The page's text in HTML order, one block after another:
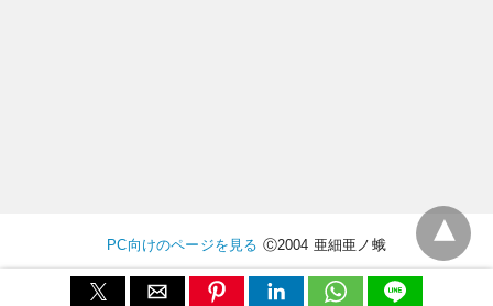
PC向けのページを見る Ⓒ2004 亜細亜ノ蛾